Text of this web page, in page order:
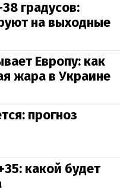
градусов:
на выходные
Европу: как
жара в Украине
прогноз
какой будет